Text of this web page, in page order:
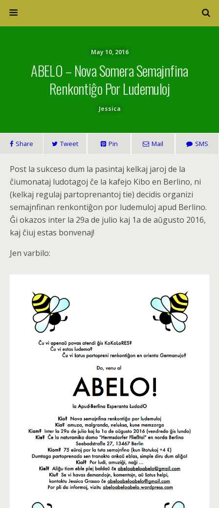
May 10, 2016
ABELO – Nova Somera Semajnfina
Renkontiĝo Por Ludemuloj
Jessica
Share Tweet Pin Mail SMS
Post la sukceso dum la pasintaj kelkaj jaroj de la
ĉiumonataj ludotagoj ĉe la kafejo Kibo en Berlino, ni
(kelkaj regulaj partoprenantoj tie) decidis organizi
semajnfinan renkontiĝon por ludemuloj apud Berlino.
Ĝi okazos inter la 29a de julio kaj 1a de aŭgusto 2016,
kaj ĉiuj estas bonvenaj!
Jen varbilo: